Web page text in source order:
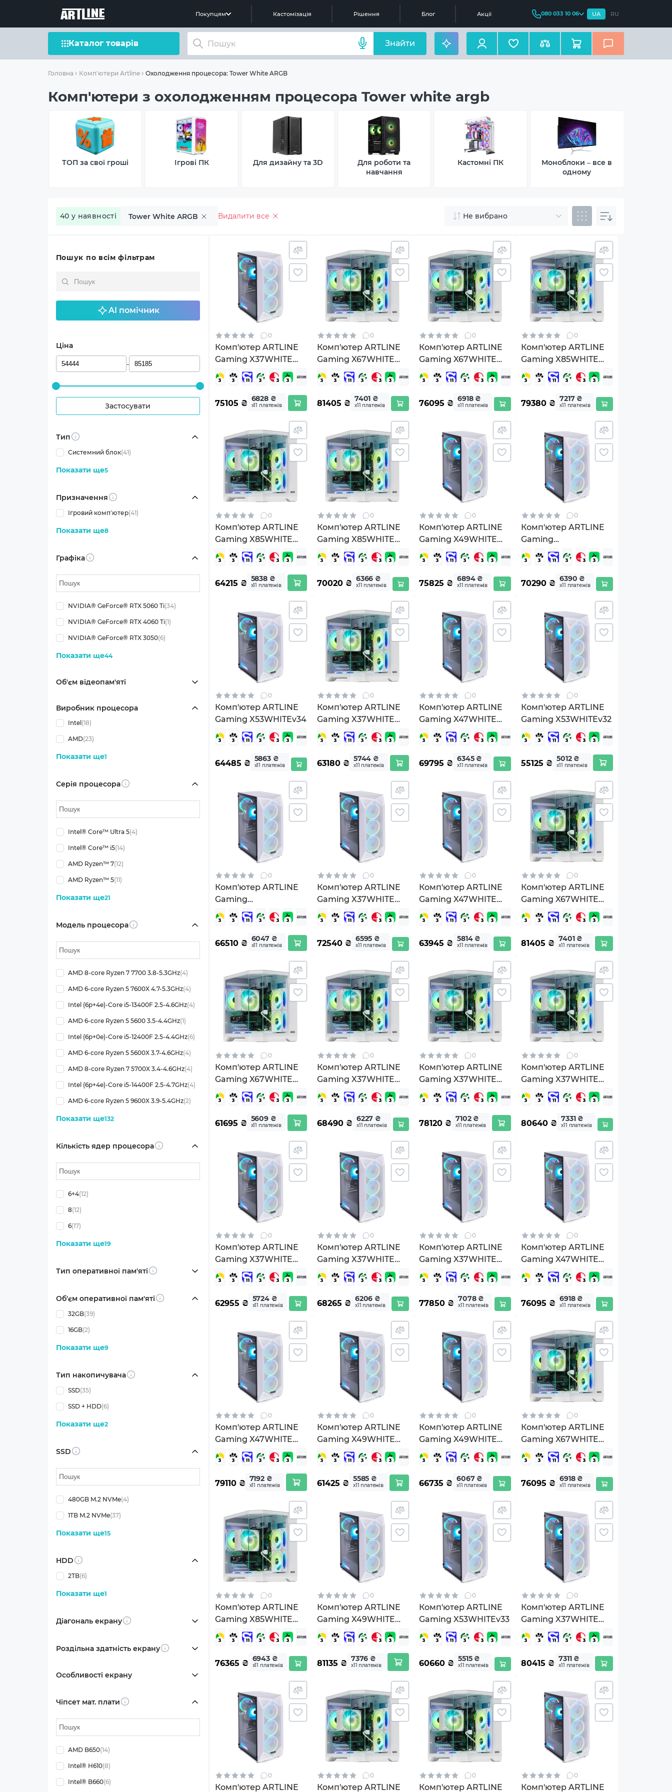
Покупцям Кастомізація Рішення Блог Акції 080 033 10 06 UA RU
Каталог товарів Знайти
Головна Комп'ютери Artline Охолодження процесора: Tower White ARGB
Комп'ютери з охолодженням процесора Tower white argb
ТОП за свої гроші Ігрові ПК Для дизайну та 3D
Для роботи та
навчання
Кастомні ПК
Моноблоки – все в
одному
40 у наявності Tower White ARGB Видалити все Не вибрано
Пошук по всім фільтрам
AI помічник
Ціна
-
Застосувати
Тип
Info
Системний блок(41)
Показати ще5
Призначення
Info
Ігровий комп'ютер(41)
Показати ще8
Графіка Info
NVIDIA® GeForce® RTX 5060 Ti(34)
NVIDIA® GeForce® RTX 4060 Ti(1)
NVIDIA® GeForce® RTX 3050(6)
Показати ще44
Об'єм відеопам'яті
Виробник процесора
Intel (18)
AMD(23)
Показати ще1
Серія процесора Info
Intel® Core™ Ultra 5(4)
Intel® Core™ i5(14)
AMD Ryzen™ 7(12)
AMD Ryzen™ 5(11)
Показати ще21
Модель процесора Info
AMD 8-core Ryzen 7 7700 3.8-5.3GHz(4)
AMD 6-core Ryzen 5 7600X 4.7-5.3GHz(4)
Intel (6p+4e)-Core i5-13400F 2.5-4.6GHz(4)
AMD 6-core Ryzen 5 5600 3.5-4.4GHz(1)
Intel (6p+0e)-Core i5-12400F 2.5-4.4GHz(6)
AMD 6-core Ryzen 5 5600X 3.7-4.6GHz(4)
AMD 8-core Ryzen 7 5700X 3.4-4.6GHz(4)
Intel (6p+4e)-Core i5-14400F 2.5-4.7GHz(4)
AMD 6-core Ryzen 5 9600X 3.9-5.4GHz(2)
Показати ще132
Кількість ядер процесора Info
6+4(12)
8(12)
6(17)
Показати ще19
Тип оперативної пам'яті Info
Об'єм оперативної пам'яті
Info
32GB(39)
16GB(2)
Показати ще9
Тип накопичувача Info
SSD(35)
SSD + HDD(6)
Показати ще2
SSD Info
480GB M.2 NVMe(4)
1TB M.2 NVMe(37)
Показати ще15
HDD
Info
2TB(6)
Показати ще1
Діагональ екрану Info
Роздільна здатність екрану Info
Особливості екрану
Чіпсет мат. плати Info
AMD B650(14)
Intel® H610(8)
Intel® B660(6)
0
Комп'ютер ARTLINE
Gaming X37WHITE
(X37WHITEv73)
75105 ₴ 6828 ₴
х11 платежів
0
Комп'ютер ARTLINE
Gaming X67WHITE
Windows 11 Home
(X67WHITEv54Win)
81405 ₴ 7401 ₴
х11 платежів
0
Комп'ютер ARTLINE
Gaming X67WHITE
(X67WHITEv55)
76095 ₴ 6918 ₴
х11 платежів
0
Комп'ютер ARTLINE
Gaming X85WHITE
(X85WHITEv59)
79380 ₴ 7217 ₴
х11 платежів
0
Комп'ютер ARTLINE
Gaming X85WHITE
(X85WHITEv60)
64215 ₴ 5838 ₴
х11 платежів
0
Комп'ютер ARTLINE
Gaming X85WHITE
Windows 11 Home
(X85WHITEv60Win)
70020₴ 6366 ₴
х11 платежів
0
Комп'ютер ARTLINE
Gaming X49WHITE
(X49WHITEv67)
75825 ₴ 6894 ₴
х11 платежів
0
Комп'ютер ARTLINE
Gaming
X53WHITEv34Win
70290 ₴ 6390 ₴
х11 платежів
0
Комп'ютер ARTLINE
Gaming X53WHITEv34
64485 ₴ 5863 ₴
х11 платежів
0
Комп'ютер ARTLINE
Gaming X37WHITE
(X37WHITEv61)
63180₴ 5744 ₴
х11 платежів
0
Комп'ютер ARTLINE
Gaming X47WHITE
Windows 11 Home
(X47WHITEv97Win)
69795 ₴ 6345 ₴
х11 платежів
0
Комп'ютер ARTLINE
Gaming X53WHITEv32
55125 ₴ 5012 ₴
х11 платежів
0
Комп'ютер ARTLINE
Gaming
X53WHITEv33Win
66510₴ 6047 ₴
х11 платежів
0
Комп'ютер ARTLINE
Gaming X37WHITE
(X37WHITEv72)
72540₴ 6595 ₴
х11 платежів
0
Комп'ютер ARTLINE
Gaming X47WHITE
(X47WHITEv97)
63945 ₴ 5814 ₴
х11 платежів
0
Комп'ютер ARTLINE
Gaming X67WHITE
Windows 11 Home
(X67WHITEv55Win)
81405 ₴ 7401 ₴
х11 платежів
0
Комп'ютер ARTLINE
Gaming X67WHITE
(X67WHITEv57)
61695 ₴ 5609 ₴
х11 платежів
0
Комп'ютер ARTLINE
Gaming X37WHITE
Windows 11 Home
(X37WHITEv61Win)
68490₴ 6227 ₴
х11 платежів
0
Комп'ютер ARTLINE
Gaming X37WHITE
Windows 11 Home
(X37WHITEv62Win)
78120₴ 7102 ₴
х11 платежів
0
Комп'ютер ARTLINE
Gaming X37WHITE
Windows 11 Home
(X37WHITEv63Win)
80640 ₴ 7331 ₴
х11 платежів
0
Комп'ютер ARTLINE
Gaming X37WHITE
(X37WHITEv71)
62955 ₴ 5724 ₴
х11 платежів
0
Комп'ютер ARTLINE
Gaming X37WHITE
Windows 11 Home
(X37WHITEv71Win)
68265 ₴ 6206 ₴
х11 платежів
0
Комп'ютер ARTLINE
Gaming X37WHITE
Windows 11 Home
(X37WHITEv72Win)
77850₴ 7078 ₴
х11 платежів
0
Комп'ютер ARTLINE
Gaming X47WHITE
(X47WHITEv95)
76095 ₴ 6918 ₴
х11 платежів
0
Комп'ютер ARTLINE
Gaming X47WHITE
(X47WHITEv96)
79110₴ 7192 ₴
х11 платежів
0
Комп'ютер ARTLINE
Gaming X49WHITE
(X49WHITEv55)
61425 ₴ 5585 ₴
х11 платежів
0
Комп'ютер ARTLINE
Gaming X49WHITE
Windows 11 Home
(X49WHITEv55Win)
66735 ₴ 6067 ₴
х11 платежів
0
Комп'ютер ARTLINE
Gaming X67WHITE
(X67WHITEv54)
76095 ₴ 6918 ₴
х11 платежів
0
Комп'ютер ARTLINE
Gaming X85WHITE
(X85WHITEv58)
76365 ₴ 6943 ₴
х11 платежів
0
Комп'ютер ARTLINE
Gaming X49WHITE
Windows 11 Home
(X49WHITEv67Win)
81135 ₴ 7376 ₴
х11 платежів
0
Комп'ютер ARTLINE
Gaming X53WHITEv33
60660₴ 5515 ₴
х11 платежів
0
Комп'ютер ARTLINE
Gaming X37WHITE
Windows 11 Home
(X37WHITEv73Win)
80415 ₴ 7311 ₴
х11 платежів
0
Комп'ютер ARTLINE
0
Комп'ютер ARTLINE
0
Комп'ютер ARTLINE
0
Комп'ютер ARTLINE